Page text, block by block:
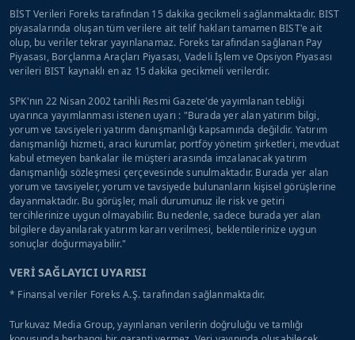
BİST Verileri Foreks tarafından 15 dakika gecikmeli sağlanmaktadır. BIST
piyasalarında oluşan tüm verilere ait telif hakları tamamen BIST'e ait
olup, bu veriler tekrar yayınlanamaz. Foreks tarafından sağlanan Pay
Piyasası, Borçlanma Araçları Piyasası, Vadeli İşlem ve Opsiyon Piyasası
verileri BIST kaynaklı en az 15 dakika gecikmeli verilerdir.
SPK'nın 22 Nisan 2002 tarihli Resmi Gazete'de yayımlanan tebliği
uyarınca yayımlanması istenen uyarı : "Burada yer alan yatırım bilgi,
yorum ve tavsiyeleri yatırım danışmanlığı kapsamında değildir. Yatırım
danışmanlığı hizmeti, aracı kurumlar, portföy yönetim şirketleri, mevduat
kabul etmeyen bankalar ile müşteri arasında imzalanacak yatırım
danışmanlığı sözleşmesi çerçevesinde sunulmaktadır. Burada yer alan
yorum ve tavsiyeler, yorum ve tavsiyede bulunanların kişisel görüşlerine
dayanmaktadır. Bu görüşler, mali durumunuz ile risk ve getiri
tercihlerinize uygun olmayabilir. Bu nedenle, sadece burada yer alan
bilgilere dayanılarak yatırım kararı verilmesi, beklentilerinize uygun
sonuçlar doğurmayabilir."
VERİ SAĞLAYICI UYARISI
* Finansal veriler Foreks A.Ş. tarafından sağlanmaktadır.
Turkuvaz Media Group, yayınlanan verilerin doğruluğu ve tamlığı